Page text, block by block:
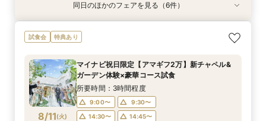
特典あり
8/9(日 )
ギフト7万付【初めての見学に】全館ALL体験*見
積相談＆絶品試食
9:00〜
9:30〜
14:30〜
14:45〜
18:00〜
特典あり
8/9(日 )
即決ナシ★予算のリアル大公開！本番コーデ×ミ
シュラン試食体験
9:00〜
9:30〜
14:30〜
14:45〜
18:00〜
特典あり
8/9(日 )
【2件目以降の見学OK】貸切Wフル体験×豪華試
食×お見積り比較
9:00〜
9:30〜
14:30〜
14:45〜
18:00〜
特典あり
8/9(日 )
7万GIFT付【料理重視必見】豪華ミシュラン試食
×貸切邸宅W体験
9:00〜
9:30〜
14:30〜
14:45〜
18:00〜
特典あり
8/9(日 )
【10名から全館貸切OK】ミシュラン試食付*少
人数婚ALL体験
9:00〜
9:30〜
14:30〜
14:45〜
18:00〜
8/9(日 )
【お気軽◎オンライン相談会】スマホで簡単！豪
華10大特典付き
10:30〜
12:00〜
15:30〜
17:00〜
電話予約のみ
同日のほかのフェアを見る（6件）
試食会 特典あり
8/11(火)
マイナビ祝日限定【アマギフ2万】新チャペル&
ガーデン体験×豪華コース試食
所要時間：3時間程度
9:00〜
9:30〜
14:30〜
14:45〜